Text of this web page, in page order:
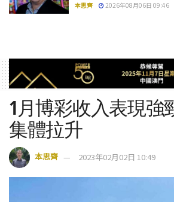
本思齊 2026年08月06日 09:46
1月博彩收入表現強
集體拉升
本思齊 2023年02月02日 10:49